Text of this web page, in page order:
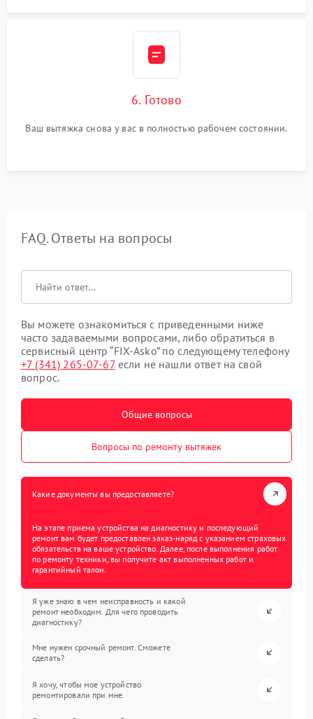
6. Готово
Ваш вытяжка снова у вас в полностью рабочем состоянии.
FAQ. Ответы на вопросы
Вы можете ознакомиться с приведенными ниже
часто задаваемыми вопросами, либо обратиться в
сервисный центр “FIX-Asko” по следующему телефону
+7 (341) 265-07-67если не нашли ответ на свой
вопрос.
Общие вопросы
Вопросы по ремонту вытяжек
Какие документы вы предоставляете?
На этапе приема устройства на диагностику и последующий
ремонт вам будет предоставлен заказ-наряд с указанием страховых
обязательств на ваше устройство. Далее, после выполнения работ
по ремонту техники, вы получите акт выполненных работ и
гарантийный талон.
Я уже знаю в чем неисправность и какой
ремонт необходим. Для чего проводить
диагностику?
Мне нужен срочный ремонт. Сможете
сделать?
Я хочу, чтобы мое устройство
ремонтировали при мне.